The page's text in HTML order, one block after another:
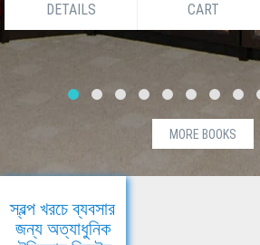
DETAILS CART
MORE BOOKS
স্বল্প খরচে ব্যবসার
জন্য অত্যাধুনিক